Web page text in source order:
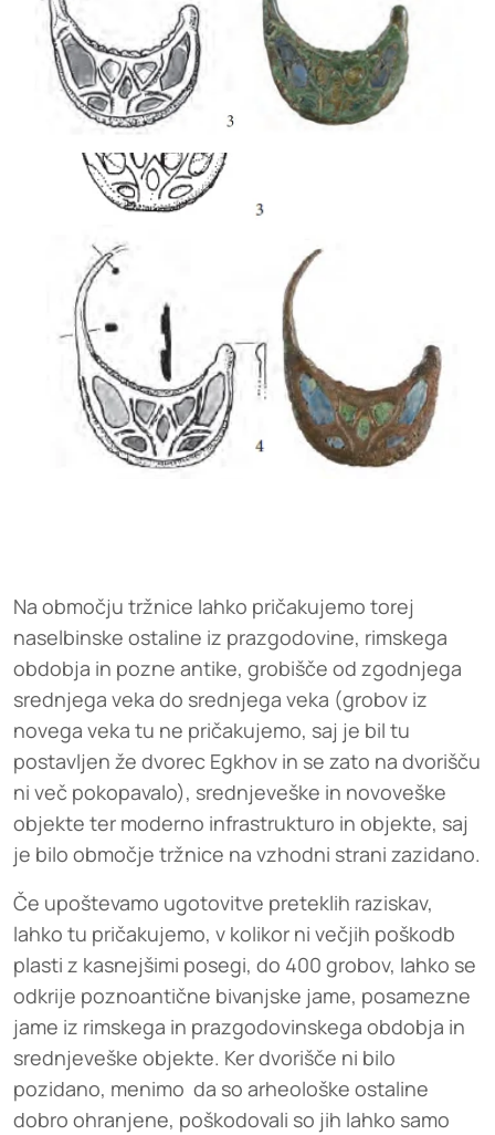
Na območju tržnice lahko pričakujemo torej
naselbinske ostaline iz prazgodovine, rimskega
obdobja in pozne antike, grobišče od zgodnjega
srednjega veka do srednjega veka (grobov iz
novega veka tu ne pričakujemo, saj je bil tu
postavljen že dvorec Egkhov in se zato na dvorišču
ni več pokopavalo), srednjeveške in novoveške
objekte ter moderno infrastrukturo in objekte, saj
je bilo območje tržnice na vzhodni strani zazidano.
Če upoštevamo ugotovitve preteklih raziskav,
lahko tu pričakujemo, v kolikor ni večjih poškodb
plasti z kasnejšimi posegi, do 400 grobov, lahko se
odkrije poznoantične bivanjske jame, posamezne
jame iz rimskega in prazgodovinskega obdobja in
srednjeveške objekte. Ker dvorišče ni bilo
pozidano, menimo da so arheološke ostaline
dobro ohranjene, poškodovali so jih lahko samo